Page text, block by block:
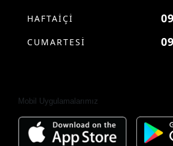
HAFTAİÇİ
CUMARTESİ
Mobil Uygulamalarımız